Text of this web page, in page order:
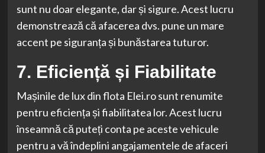
sunt nu doar elegante, dar și sigure. Acest lucru
demonstrează că afacerea dvs. pune un mare
accent pe siguranța și bunăstarea tuturor.
7. Eficiență și Fiabilitate
Mașinile de lux din flota Elei.ro sunt renumite
pentru eficiența și fiabilitatea lor. Acest lucru
înseamnă că puteți conta pe aceste vehicule
pentru a vă îndeplini angajamentele de afaceri